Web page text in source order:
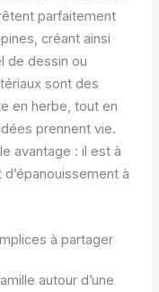
parfaitement
créant ainsi
de dessin ou
sont des
en herbe, tout en
prennent vie.
avantage : il est à
à
à partager
autour d’une